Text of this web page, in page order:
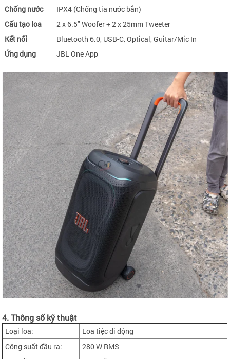
Chống nước
IPX4 (Chống tia nước bắn)
Cấu tạo loa
2 x 6.5" Woofer + 2 x 25mm Tweeter
Kết nối
Bluetooth 6.0, USB-C, Optical, Guitar/Mic In
Ứng dụng
JBL One App
4. Thông số kỹ thuật
Loại loa:
Loa tiệc di động
Công suất đầu ra:
280 W RMS